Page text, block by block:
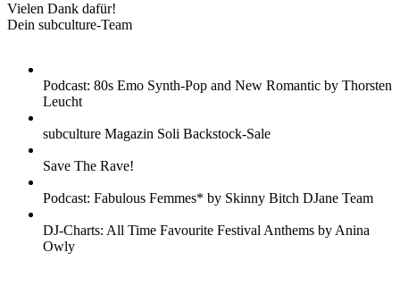
Vielen Dank dafür!
Dein subculture-Team
Podcast: 80s Emo Synth-Pop and New Romantic by Thorsten
Leucht
subculture Magazin Soli Backstock-Sale
Save The Rave!
Podcast: Fabulous Femmes* by Skinny Bitch DJane Team
DJ-Charts: All Time Favourite Festival Anthems by Anina
Owly